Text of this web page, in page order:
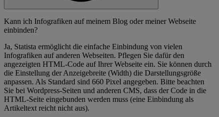
Kann ich Infografiken auf meinem Blog oder meiner Webseite
einbinden?
Ja, Statista ermöglicht die einfache Einbindung von vielen
Infografiken auf anderen Webseiten. Pflegen Sie dafür den
angezeigten HTML-Code auf Ihrer Webseite ein. Sie können durch
die Einstellung der Anzeigebreite (Width) die Darstellungsgröße
anpassen. Als Standard sind 660 Pixel angegeben. Bitte beachten
Sie bei Wordpress-Seiten und anderen CMS, dass der Code in die
HTML-Seite eingebunden werden muss (eine Einbindung als
Artikeltext reicht nicht aus).